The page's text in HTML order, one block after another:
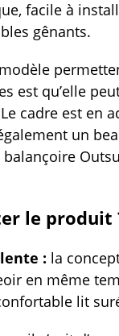
facile à
gênants.
est qu’elle
cadre est en
un
le produit
: la
en même
lit